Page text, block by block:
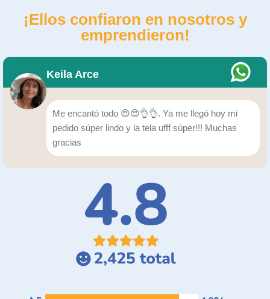
¡Ellos confiaron en nosotros y
emprendieron!
Keila Arce
Me encantó todo 😍😍👌👌. Ya me llegó hoy mi
pedido súper lindo y la tela ufff súper!!! Muchas
gracias